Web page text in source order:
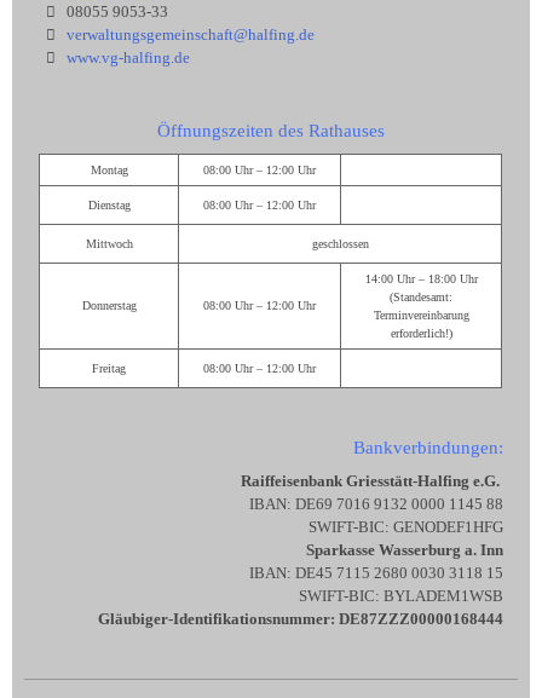
08055 9053-33
verwaltungsgemeinschaft@halfing.de
www.vg-halfing.de
Öffnungszeiten des Rathauses
Montag 08:00 Uhr – 12:00 Uhr
Dienstag 08:00 Uhr – 12:00 Uhr
Mittwoch geschlossen
Donnerstag 08:00 Uhr – 12:00 Uhr
14:00 Uhr – 18:00 Uhr
(Standesamt:
Terminvereinbarung
erforderlich!)
Freitag 08:00 Uhr – 12:00 Uhr
Bankverbindungen:
Raiffeisenbank Griesstätt-Halfing e.G.
IBAN: DE69 7016 9132 0000 1145 88
SWIFT-BIC: GENODEF1HFG
Sparkasse Wasserburg a. Inn
IBAN: DE45 7115 2680 0030 3118 15
SWIFT-BIC: BYLADEM1WSB
Gläubiger-Identifikationsnummer: DE87ZZZ00000168444